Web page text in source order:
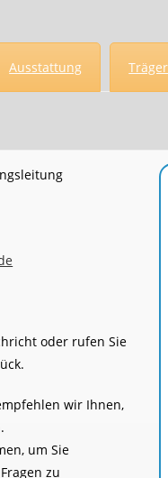
Ausstattung Träger
oder rufen Sie
wir Ihnen,
um Sie
zu